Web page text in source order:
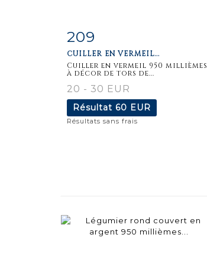
Fiche
209
CUILLER EN VERMEIL...
Cuiller en vermeil 950 millièmes
à décor de tors de...
20 - 30 EUR
Résultat 60 EUR
Résultats sans frais